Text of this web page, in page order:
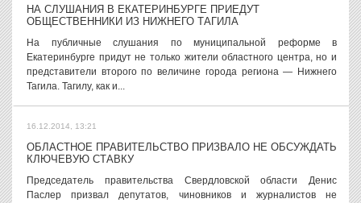
НА СЛУШАНИЯ В ЕКАТЕРИНБУРГЕ ПРИЕДУТ
ОБЩЕСТВЕННИКИ ИЗ НИЖНЕГО ТАГИЛА
На публичные слушания по муниципальной реформе в
Екатеринбурге придут не только жители областного центра, но и
представители второго по величине города региона — Нижнего
Тагила. Тагилу, как и...
16.12.2014, 13:21
ОБЛАСТНОЕ ПРАВИТЕЛЬСТВО ПРИЗВАЛО НЕ ОБСУЖДАТЬ
КЛЮЧЕВУЮ СТАВКУ
Председатель правительства Свердловской области Денис
Паслер призвал депутатов, чиновников и журналистов не